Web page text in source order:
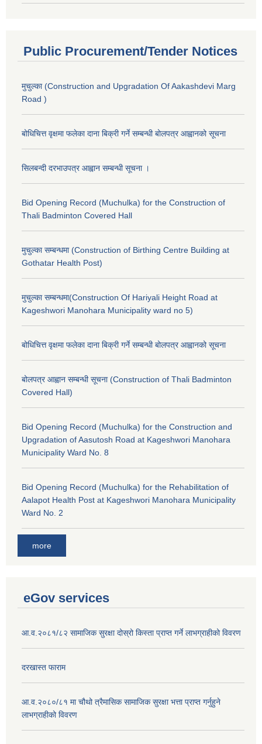
Public Procurement/Tender Notices
मुचुल्का (Construction and Upgradation Of Aakashdevi Marg
Road )
बोधिचित्त वृक्षमा फलेका दाना बिक्री गर्ने सम्बन्धी बोलपत्र आह्वानको सूचना
सिलबन्दी दरभाउपत्र आह्वान सम्बन्धी सूचना ।
Bid Opening Record (Muchulka) for the Construction of
Thali Badminton Covered Hall
मुचुल्का सम्बन्धमा (Construction of Birthing Centre Building at
Gothatar Health Post)
मुचुल्का सम्बन्धमा(Construction Of Hariyali Height Road at
Kageshwori Manohara Municipality ward no 5)
बोधिचित्त वृक्षमा फलेका दाना बिक्री गर्ने सम्बन्धी बोलपत्र आह्वानको सूचना
बोलपत्र आह्वान सम्बन्धी सूचना (Construction of Thali Badminton
Covered Hall)
Bid Opening Record (Muchulka) for the Construction and
Upgradation of Aasutosh Road at Kageshwori Manohara
Municipality Ward No. 8
Bid Opening Record (Muchulka) for the Rehabilitation of
Aalapot Health Post at Kageshwori Manohara Municipality
Ward No. 2
more
eGov services
आ.व.२०८१/८२ सामाजिक सुरक्षा दोस्रो किस्ता प्राप्त गर्ने लाभग्राहीको विवरण
दरखास्त फाराम
आ.व.२०८०/८१ मा चौथो त्रैमासिक सामाजिक सुरक्षा भत्ता प्राप्त गर्नुहुने
लाभग्राहीको विवरण